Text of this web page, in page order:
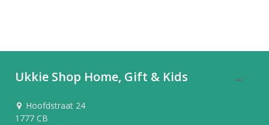
Ukkie Shop Home, Gift & Kids
Hoofdstraat 24
1777 CB